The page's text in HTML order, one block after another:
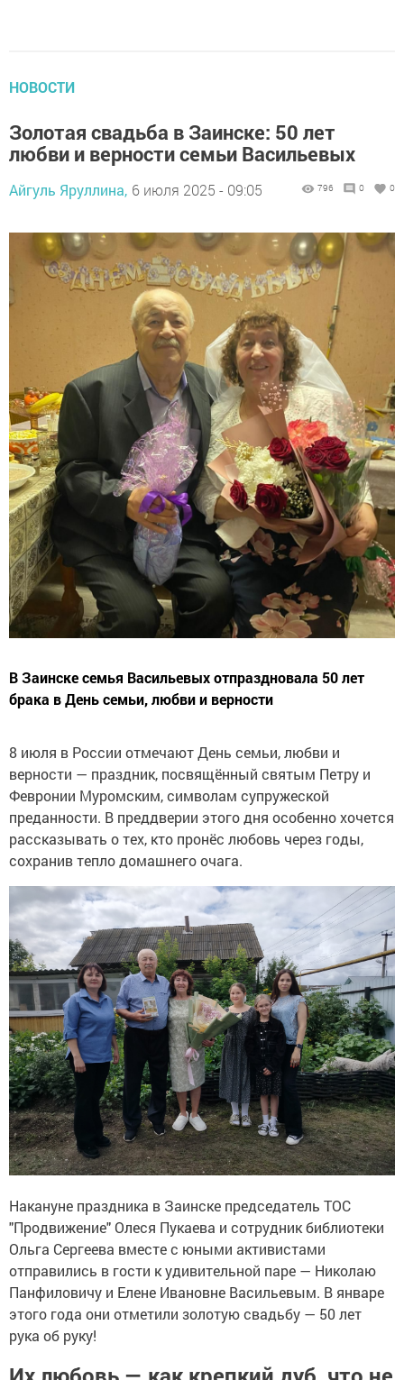
НОВОСТИ
Золотая свадьба в Заинске: 50 лет
любви и верности семьи Васильевых
Айгуль Яруллина, 6 июля 2025 - 09:05 796 0 0
В Заинске семья Васильевых отпраздновала 50 лет
брака в День семьи, любви и верности
8 июля в России отмечают День семьи, любви и
верности — праздник, посвящённый святым Петру и
Февронии Муромским, символам супружеской
преданности. В преддверии этого дня особенно хочется
рассказывать о тех, кто пронёс любовь через годы,
сохранив тепло домашнего очага.
Накануне праздника в Заинске председатель ТОС
"Продвижение" Олеся Пукаева и сотрудник библиотеки
Ольга Сергеева вместе с юными активистами
отправились в гости к удивительной паре — Николаю
Панфиловичу и Елене Ивановне Васильевым. В январе
этого года они отметили золотую свадьбу — 50 лет
рука об руку!